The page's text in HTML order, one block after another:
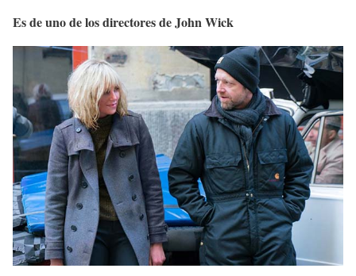
Es de uno de los directores de John Wick